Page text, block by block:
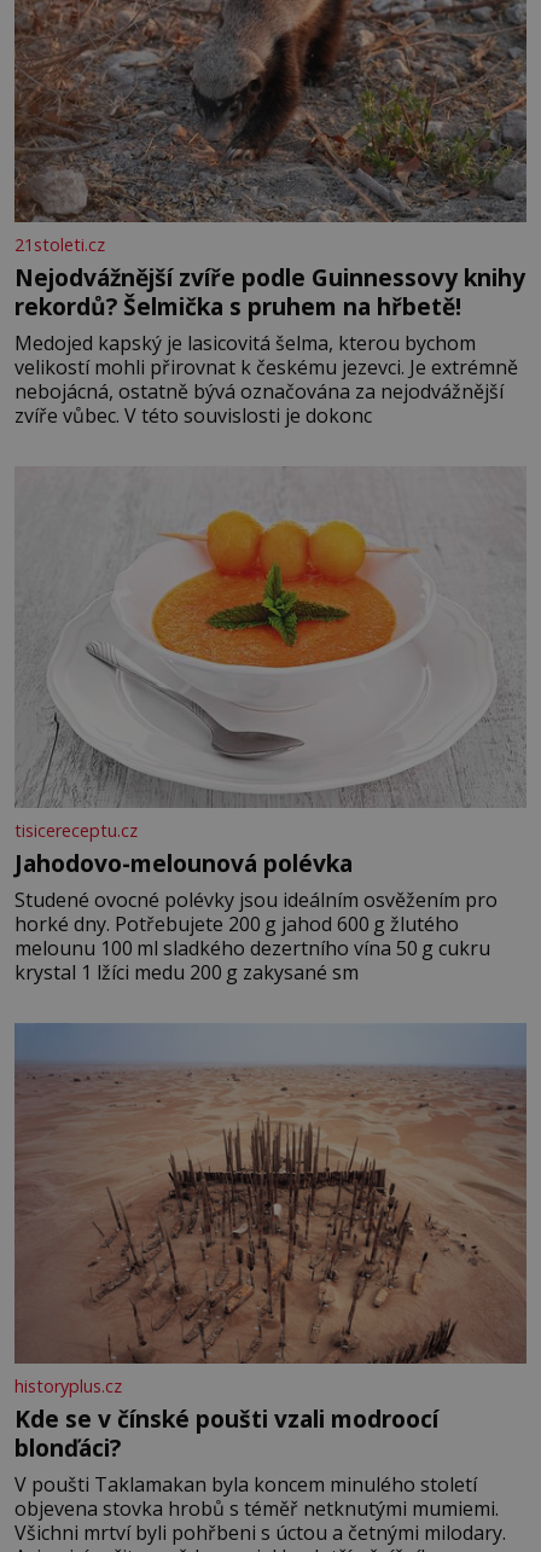
21stoleti.cz
Nejodvážnější zvíře podle Guinnessovy knihy
rekordů? Šelmička s pruhem na hřbetě!
Medojed kapský je lasicovitá šelma, kterou bychom
velikostí mohli přirovnat k českému jezevci. Je extrémně
nebojácná, ostatně bývá označována za nejodvážnější
zvíře vůbec. V této souvislosti je dokonc
tisicereceptu.cz
Jahodovo-melounová polévka
Studené ovocné polévky jsou ideálním osvěžením pro
horké dny. Potřebujete 200 g jahod 600 g žlutého
melounu 100 ml sladkého dezertního vína 50 g cukru
krystal 1 lžíci medu 200 g zakysané sm
historyplus.cz
Kde se v čínské poušti vzali modroocí
blonďáci?
V poušti Taklamakan byla koncem minulého století
objevena stovka hrobů s téměř netknutými mumiemi.
Všichni mrtví byli pohřbeni s úctou a četnými milodary.